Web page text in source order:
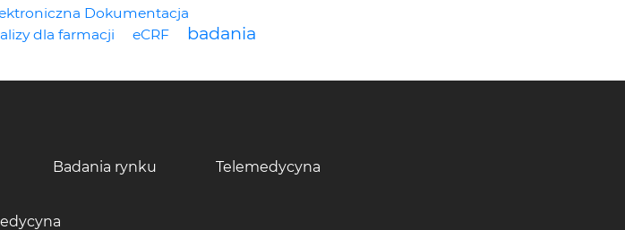
Dokumentacja
dla farmacji eCRF
badania
Badania rynku Telemedycyna